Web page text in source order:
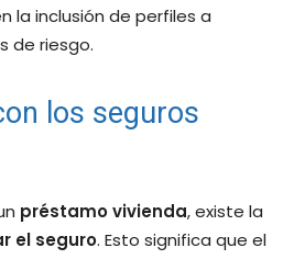
la inclusión de perfiles a
de riesgo.
los seguros
préstamo vivienda, existe la
el seguro. Esto significa que el